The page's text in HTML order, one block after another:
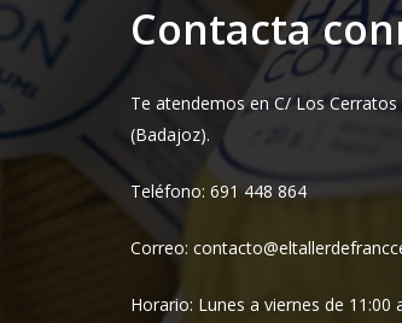
Contacta
Te atendemos en C/ Los
(Badajoz).
Teléfono: 691 448 864
Correo:
Horario: Lunes a viernes de 11:00